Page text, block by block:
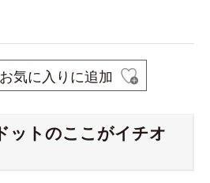
気に入りに追加
ットのここがイチオ